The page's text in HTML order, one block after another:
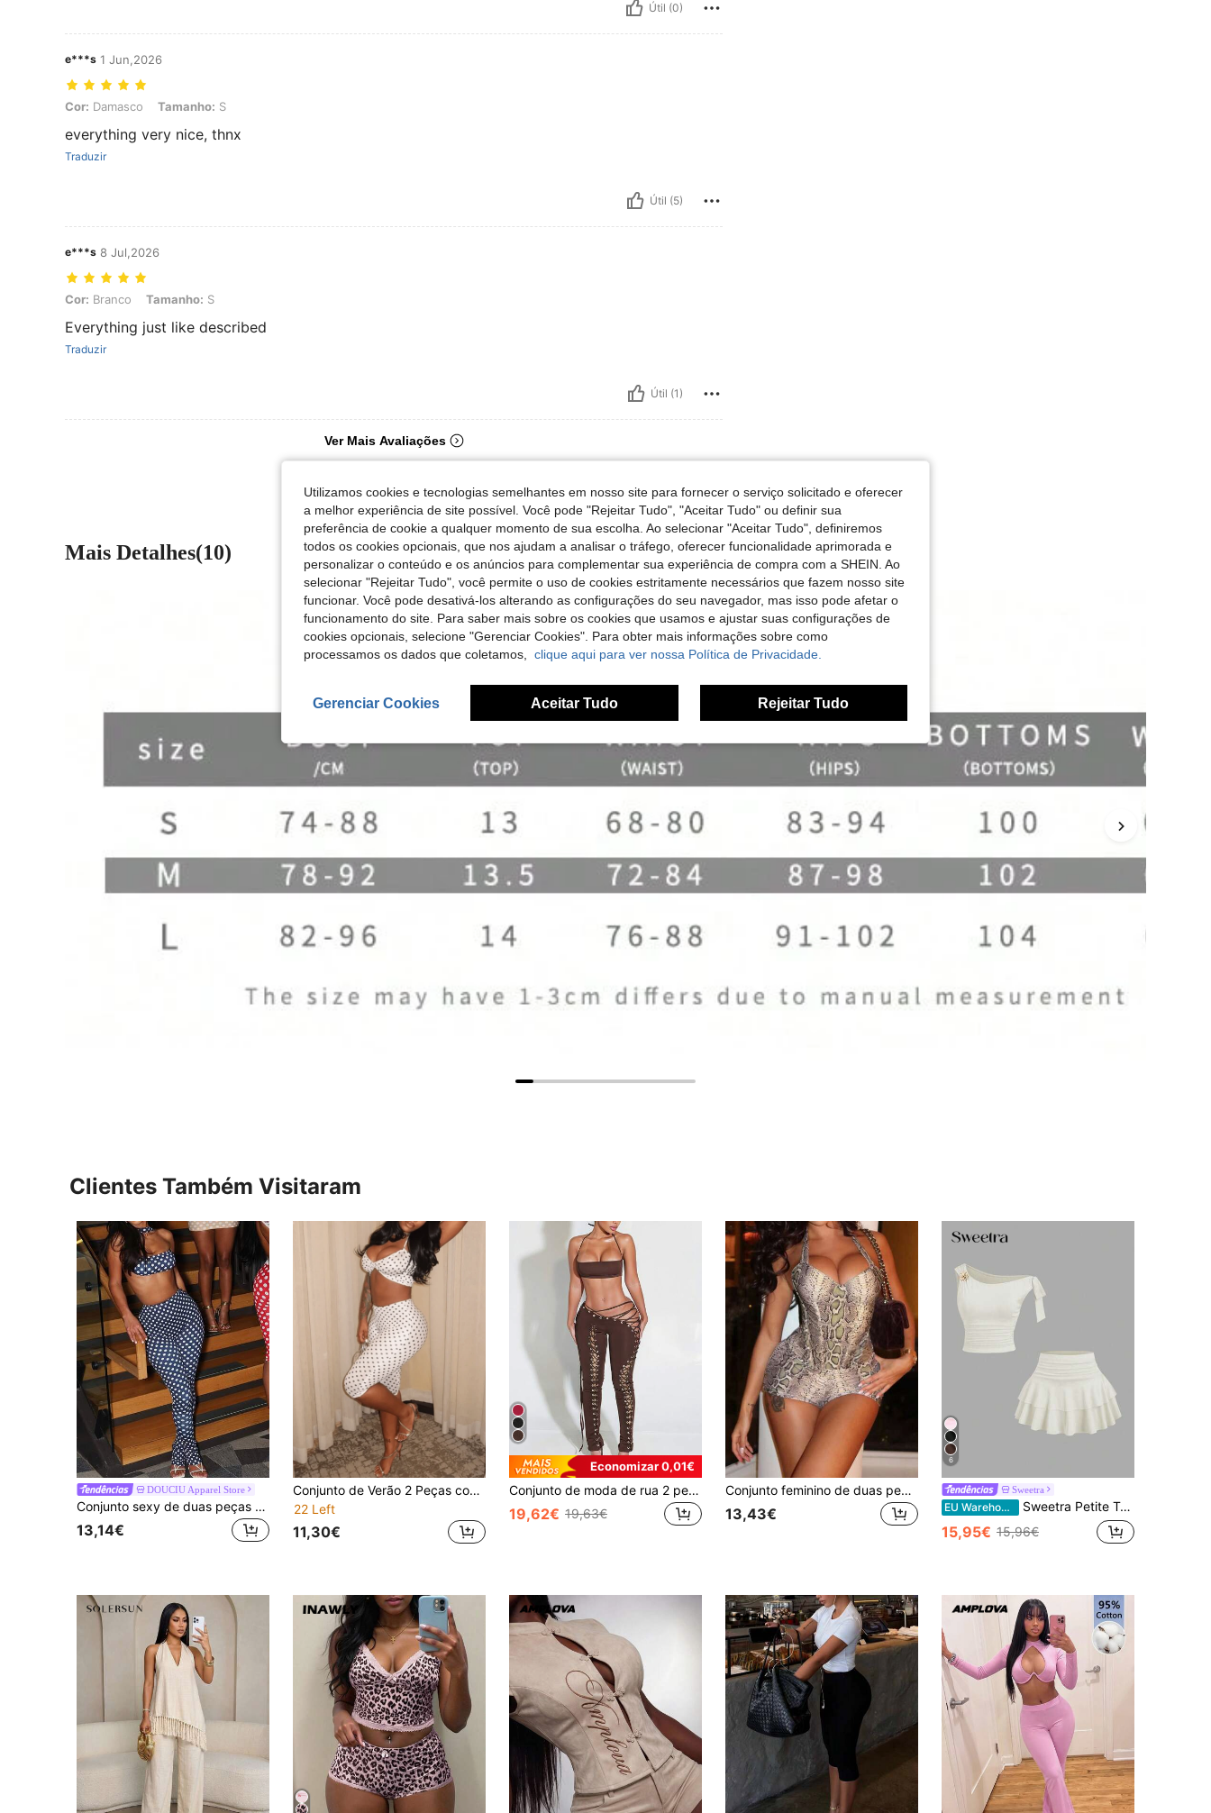
Útil (0)
e***s 1 Jun,2026
Cor: Damasco, Tamanho: S
Cor: Damasco Tamanho: S
everything very nice, thnx
Traduzir
Útil (5)
e***s 8 Jul,2026
Cor: Branco, Tamanho: S
Cor: Branco Tamanho: S
Everything just like described
Traduzir
Útil (1)
Ver Mais Avaliações
Mais Detalhes(10)
Clientes Também Visitaram
DOUCIU Apparel Store
Conjunto sexy de duas peças DOUCIU com estampa de bolinhas, composto por blusa de alcinha e calça, perfeito para festas e baladas.
13,14€
Conjunto de Verão 2 Peças com Estampa de Bolinhas, Top Halter sem Costas e Leggings, Roupa Sexy de Férias Branca Elegante
22 Left
11,30€
Economizar 0,01€
Conjunto de moda de rua 2 peças com top curto sexy com laço e calças com cintura com cordão, elegante, castanho, para festa de verão
19,62€ 19,63€
Conjunto feminino de duas peças com estampa de pele de cobra, composto por camisola e shorts. Macacão sexy e elegante para festas e ocasiões casuais no verão.
13,43€
6
Sweetra
EU Warehouse Sweetra Petite Top de alças finas com decoração floral em metal cor café e minissaia plissada em camadas para mulher, verão, para mulheres petite
15,95€ 15,96€
Utilizamos cookies e tecnologias semelhantes em nosso site para fornecer o serviço solicitado e oferecer
a melhor experiência de site possível. Você pode "Rejeitar Tudo", "Aceitar Tudo" ou definir sua
preferência de cookie a qualquer momento de sua escolha. Ao selecionar "Aceitar Tudo", definiremos
todos os cookies opcionais, que nos ajudam a analisar o tráfego, oferecer funcionalidade aprimorada e
personalizar o conteúdo e os anúncios para complementar sua experiência de compra com a SHEIN. Ao
selecionar "Rejeitar Tudo", você permite o uso de cookies estritamente necessários que fazem nosso site
funcionar. Você pode desativá-los alterando as configurações do seu navegador, mas isso pode afetar o
funcionamento do site. Para saber mais sobre os cookies que usamos e ajustar suas configurações de
cookies opcionais, selecione "Gerenciar Cookies". Para obter mais informações sobre como
processamos os dados que coletamos, clique aqui para ver nossa Política de Privacidade.
Gerenciar Cookies Aceitar Tudo Rejeitar Tudo